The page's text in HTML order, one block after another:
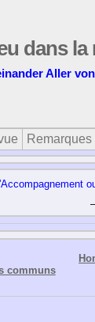
dans
Aller
Remarques
communs